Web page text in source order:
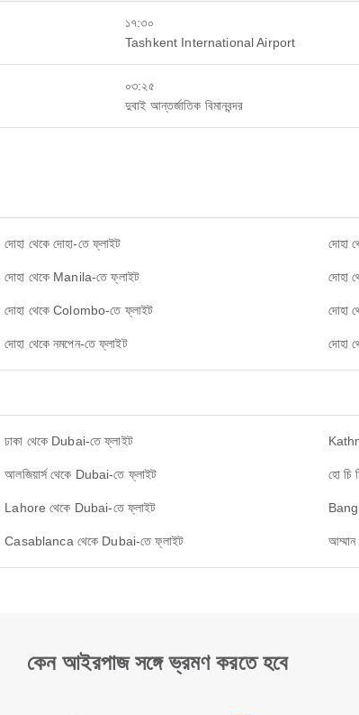
১৭:৩০
Tashkent International Airport
০৩:২৫
দুবাই আন্তর্জাতিক বিমানবন্দর
দোহা থেকে দোহা-তে ফ্লাইট দোহা
দোহা থেকে Manila-তে ফ্লাইট দোহা
দোহা থেকে Colombo-তে ফ্লাইট দোহা
দোহা থেকে নমপেন-তে ফ্লাইট দোহা
ঢাকা থেকে Dubai-তে ফ্লাইট
আলজিয়ার্স থেকে Dubai-তে ফ্লাইট হো চি
Lahore থেকে Dubai-তে ফ্লাইট
Casablanca থেকে Dubai-তে ফ্লাইট
কেন আইরপাজ সঙ্গে ভ্রমণ করতে হবে